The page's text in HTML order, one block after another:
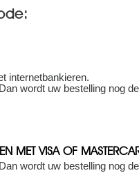
internetbankieren.
wordt uw bestelling nog
MET VISA OF
wordt uw bestelling nog